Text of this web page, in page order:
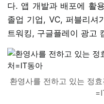
다. 앱 개발과 배포에 활
졸업 기업, VC, 퍼블리셔
트워킹, 구글플레이 광고
환영사를 전하고 있는 정